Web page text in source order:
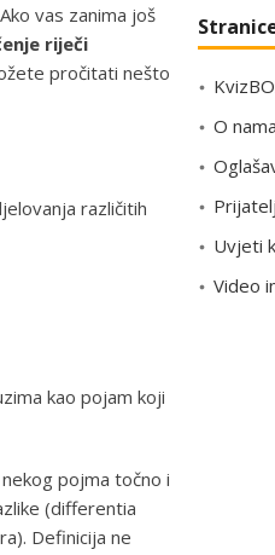
vas zanima još
riječi
pročitati nešto
različitih
kao pojam koji
pojma točno i
(differentia
Definicija ne
t
g
o
i
j
O nama
Uvjeti
Video